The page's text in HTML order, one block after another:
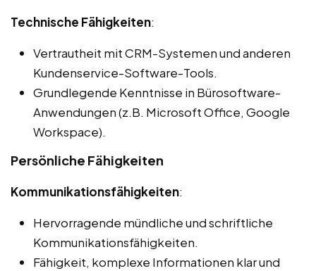
Technische Fähigkeiten:
Vertrautheit mit CRM-Systemen und anderen
Kundenservice-Software-Tools.
Grundlegende Kenntnisse in Bürosoftware-
Anwendungen (z.B. Microsoft Office, Google
Workspace).
Persönliche Fähigkeiten
Kommunikationsfähigkeiten:
Hervorragende mündliche und schriftliche
Kommunikationsfähigkeiten.
Fähigkeit, komplexe Informationen klar und